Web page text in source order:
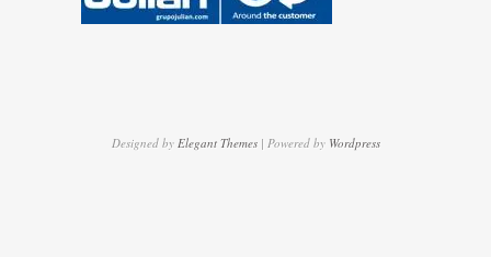
Designed by Elegant Themes| Powered by Wordpress